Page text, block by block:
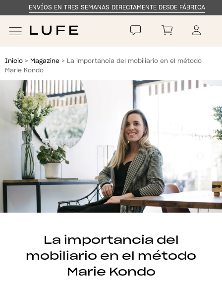
ENVÍOS EN TRES SEMANAS DIRECTAMENTE DESDE FÁBRICA
Inicio > Magazine > La importancia del mobiliario en el método
Marie Kondo
La importancia del
mobiliario en el método
Marie Kondo